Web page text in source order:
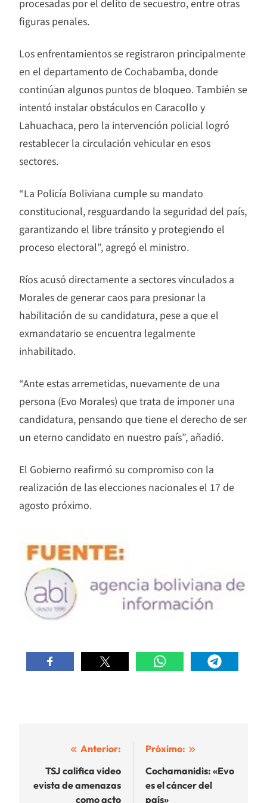
figuras penales.
Los enfrentamientos se registraron principalmente
en el departamento de Cochabamba, donde
continúan algunos puntos de bloqueo. También se
intentó instalar obstáculos en Caracollo y
Lahuachaca, pero la intervención policial logró
restablecer la circulación vehicular en esos
sectores.
“La Policía Boliviana cumple su mandato
constitucional, resguardando la seguridad del país,
garantizando el libre tránsito y protegiendo el
proceso electoral”, agregó el ministro.
Ríos acusó directamente a sectores vinculados a
Morales de generar caos para presionar la
habilitación de su candidatura, pese a que el
exmandatario se encuentra legalmente
inhabilitado.
“Ante estas arremetidas, nuevamente de una
persona (Evo Morales) que trata de imponer una
candidatura, pensando que tiene el derecho de ser
un eterno candidato en nuestro país”, añadió.
El Gobierno reafirmó su compromiso con la
realización de las elecciones nacionales el 17 de
agosto próximo.
Navegación
de
entradas
Anterior:
TSJ califica video
evista de amenazas
como acto
Próximo:
Cochamanidis: «Evo
es el cáncer del
país»